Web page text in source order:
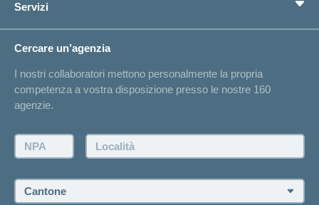
Cerco un'assicurazione per...
Circostanze di vita
Sull'assicurazione
Bussola della salute
Servizi
Elenchi degli ospedali
Annuncio d'infortunio
Contatto
Farsi contattare telefonicamente dall'agenzia
Fissare un appuntamento
Offerte di lavoro e carriera
Cercare un’agenzia
I nostri collaboratori mettono personalmente la propria
competenza a vostra disposizione presso le nostre 160
agenzie.
NPA: Località:
Cantone: